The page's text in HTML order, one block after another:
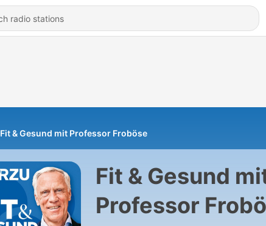
Fit & Gesund mit Professor Froböse
Fit & Gesund
Professor